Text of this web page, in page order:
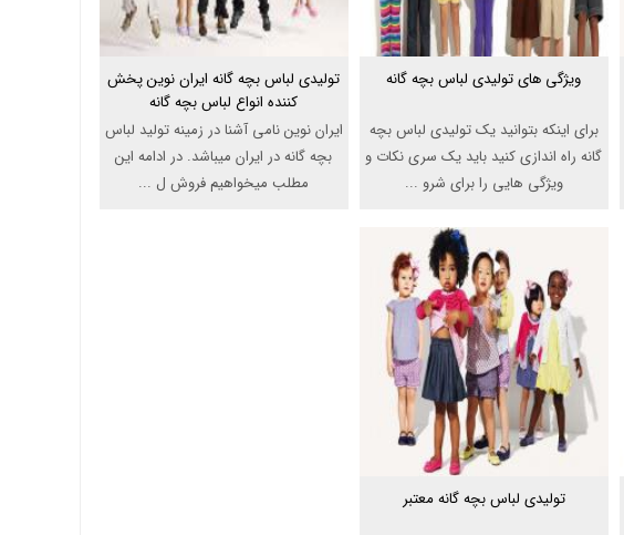
ویژگی های تولیدی لباس بچه گانه
برای اینکه بتوانید یک تولیدی لباس بچه
گانه راه اندازی کنید باید یک سری نکات و
ویژگی هایی را برای شرو ...
تولیدی لباس بچه گانه ایران نوین پخش
کننده انواع لباس بچه گانه
ایران نوین نامی آشنا در زمینه تولید لباس
بچه گانه در ایران میباشد. در ادامه این
مطلب میخواهیم فروش ل ...
تولیدی لباس بچه گانه معتبر